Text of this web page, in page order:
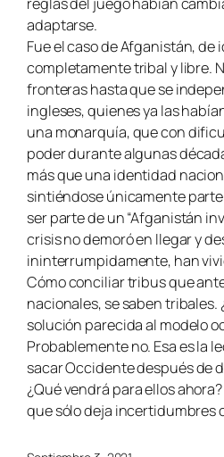
adaptarse.
Fue el caso de Afganistán, de
completamente tribal y libre.
fronteras hasta que se
ingleses, quienes ya las
una monarquía, que con
poder durante algunas
más que una identidad
sintiéndose únicamente
ser parte de un “Afganistán
crisis no demoró en llegar y
ininterrumpidamente, han
Cómo conciliar tribus que
nacionales, se saben tribales.
solución parecida al modelo
Probablemente no. Esa es la
sacar Occidente después de
¿Qué vendrá para ellos
que sólo deja incertidumbres